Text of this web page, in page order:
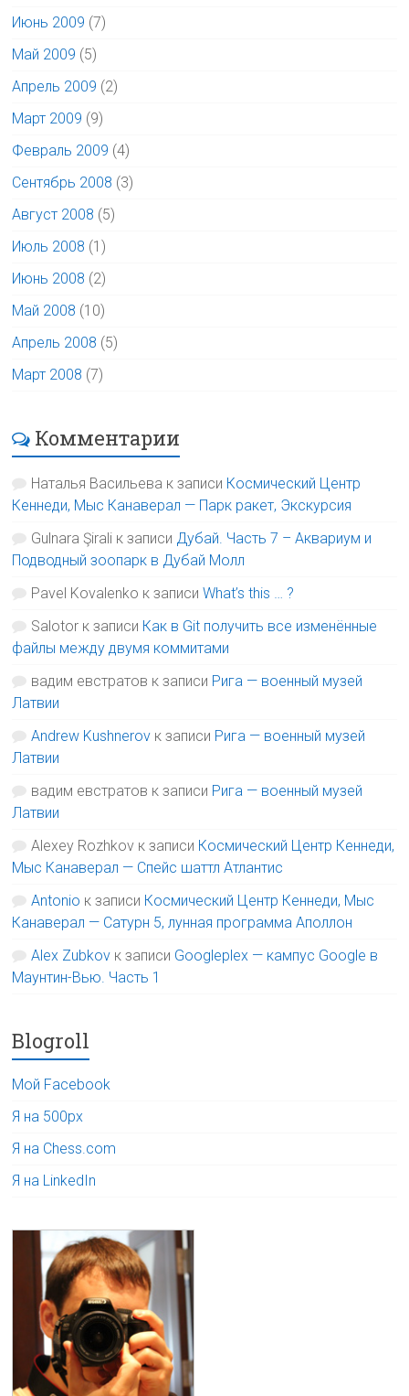
Июнь 2009 (7)
Май 2009 (5)
Апрель 2009 (2)
Март 2009 (9)
Февраль 2009 (4)
Сентябрь 2008 (3)
Август 2008 (5)
Июль 2008 (1)
Июнь 2008 (2)
Май 2008 (10)
Апрель 2008 (5)
Март 2008 (7)
Комментарии
Наталья Васильева к записи Космический Центр
Кеннеди, Мыс Канаверал — Парк ракет, Экскурсия
Gulnara Şirali к записи Дубай. Часть 7 – Аквариум и
Подводный зоопарк в Дубай Молл
Pavel Kovalenko к записиWhat’s this … ?
Salotor к записи Как в Git получить все изменённые
файлы между двумя коммитами
вадим евстратов к записи Рига — военный музей
Латвии
Andrew Kushnerov к записи Рига — военный музей
Латвии
вадим евстратов к записи Рига — военный музей
Латвии
Alexey Rozhkov к записи Космический Центр Кеннеди,
Мыс Канаверал — Спейс шаттл Атлантис
Antonio к записи Космический Центр Кеннеди, Мыс
Канаверал — Сатурн 5, лунная программа Аполлон
Alex Zubkov к записи Googleplex — кампус Google в
Маунтин-Вью. Часть 1
Blogroll
Мой Facebook
Я на 500px
Я на Chess.com
Я на LinkedIn